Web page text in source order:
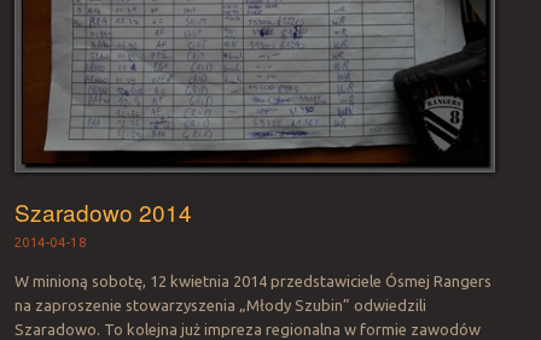
Szaradowo 2014
2014-04-18
W minioną sobotę, 12 kwietnia 2014 przedstawiciele Ósmej Rangers
na zaproszenie stowarzyszenia „Młody Szubin” odwiedzili
Szaradowo. To kolejna już impreza regionalna w formie zawodów